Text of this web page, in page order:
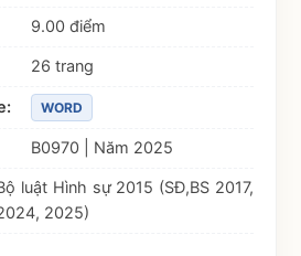
9.00 điểm
26 trang
WORD
B0970 | Năm 2025
luật Hình sự 2015 (SĐ,BS 2017,
2025)